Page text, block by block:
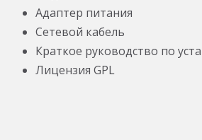
Адаптер питания
Сетевой кабель
Краткое руководство по
Лицензия GPL